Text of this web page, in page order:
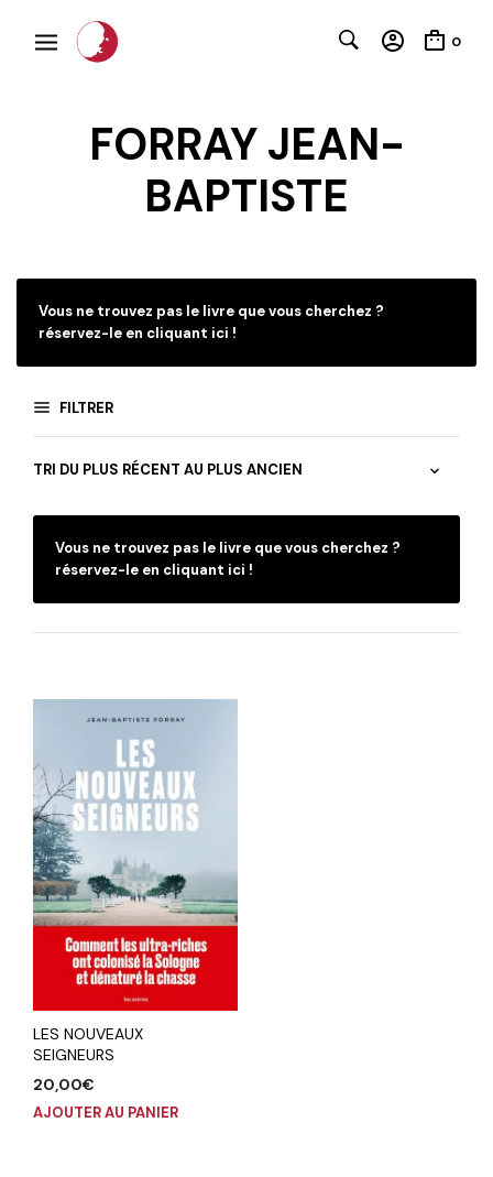
0
FORRAY JEAN-
BAPTISTE
Vous ne trouvez pas le livre que vous cherchez ?
réservez-le en cliquant ici !
FILTRER
Vous ne trouvez pas le livre que vous cherchez ?
réservez-le en cliquant ici !
LES NOUVEAUX
SEIGNEURS
20,00€
AJOUTER AU PANIER